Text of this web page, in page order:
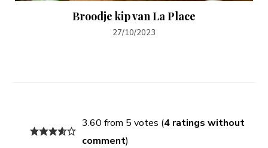
Broodje kip van La Place
27/10/2023
3.60 from 5 votes (4 ratings without
comment)